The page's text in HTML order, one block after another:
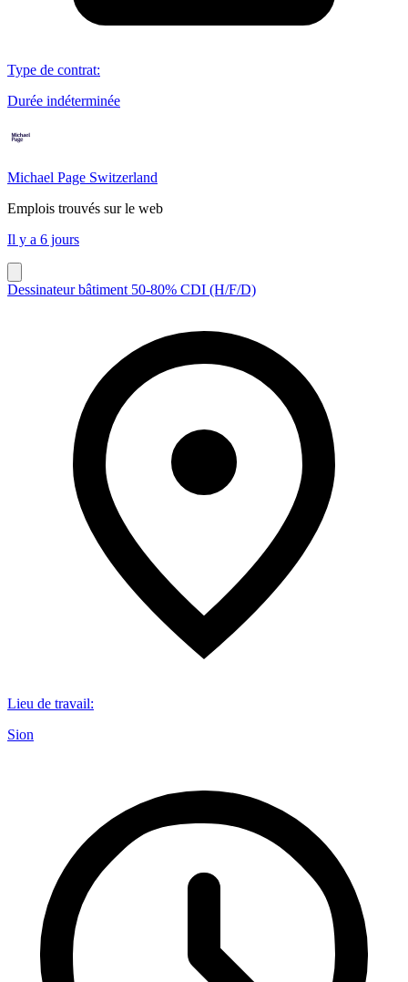
Type de contrat:
Durée indéterminée
Michael Page Switzerland
Emplois trouvés sur le web
Il y a 6 jours
Dessinateur bâtiment 50-80% CDI (H/F/D)
Lieu de travail:
Sion